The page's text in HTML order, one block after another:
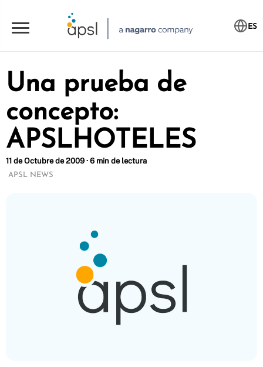
ES
Una prueba de
concepto:
APSLHOTELES
11 de Octubre de 2009 · 6 min de lectura
APSL NEWS